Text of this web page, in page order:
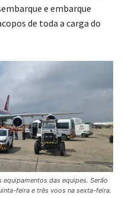
e embarque
de toda a carga do
das equipes. Serão
feira e três voos na sexta-feira.